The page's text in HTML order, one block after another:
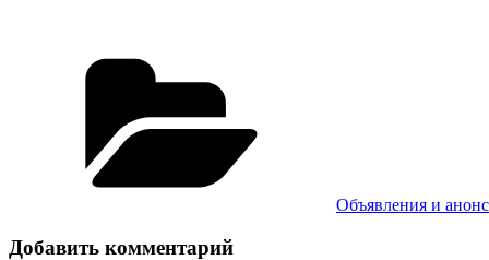
Объявления и
Добавить комментарий